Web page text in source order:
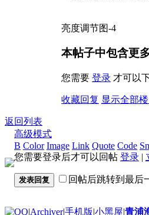
亮度调节图-4
本帖子中包含更
您需要 登录 才可以
收藏回复 显示全部
返回列表
高级模式
B Color Image Link Quote Code
您需要登录后才可以回帖 登录 |
发表回复 回帖后跳转到最后
|Archiver|手机版|小黑屋|青浦